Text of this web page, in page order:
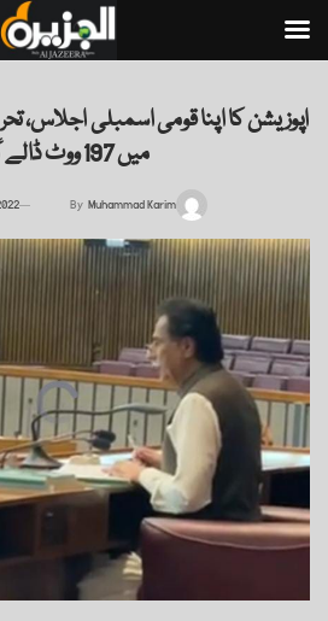
اپوزیشن کا اپنا قومی اسمبلی
میں 197 ووٹ ڈالے گئے
By Muhammad Karim